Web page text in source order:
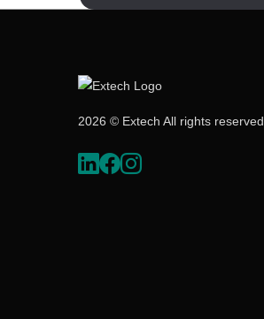
2026 © Extech All rights reserved.